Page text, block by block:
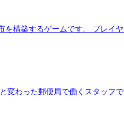
構築するゲームです。 プレイ
わった郵便局で働くスタッフ